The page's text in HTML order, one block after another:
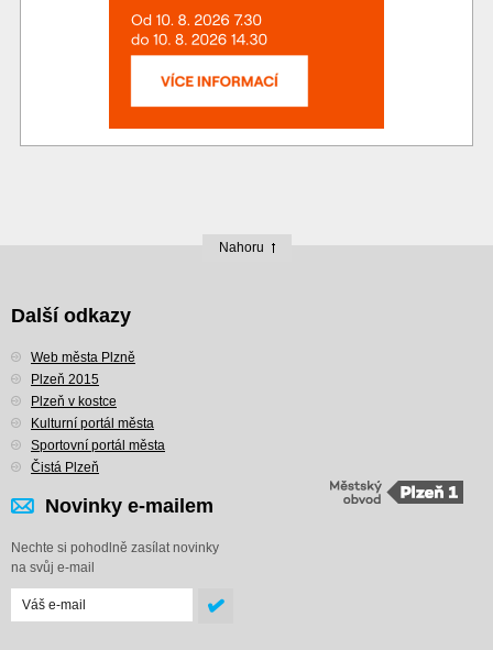
Nahoru
Další odkazy
Web města Plzně
Plzeň 2015
Plzeň v kostce
Kulturní portál města
Sportovní portál města
Čistá Plzeň
Novinky e-mailem
Nechte si pohodlně zasílat novinky
na svůj e-mail